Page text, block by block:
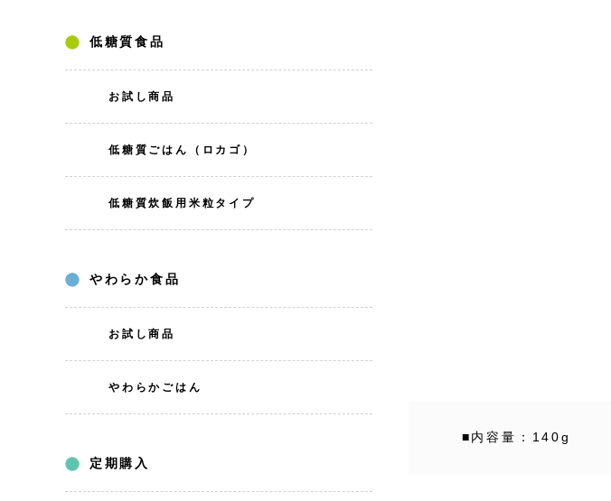
低糖質食品
お試し商品
低糖質ごはん（ロカゴ）
低糖質炊飯用米粒タイプ
やわらか食品
お試し商品
やわらかごはん
定期購入
■内容量：140g